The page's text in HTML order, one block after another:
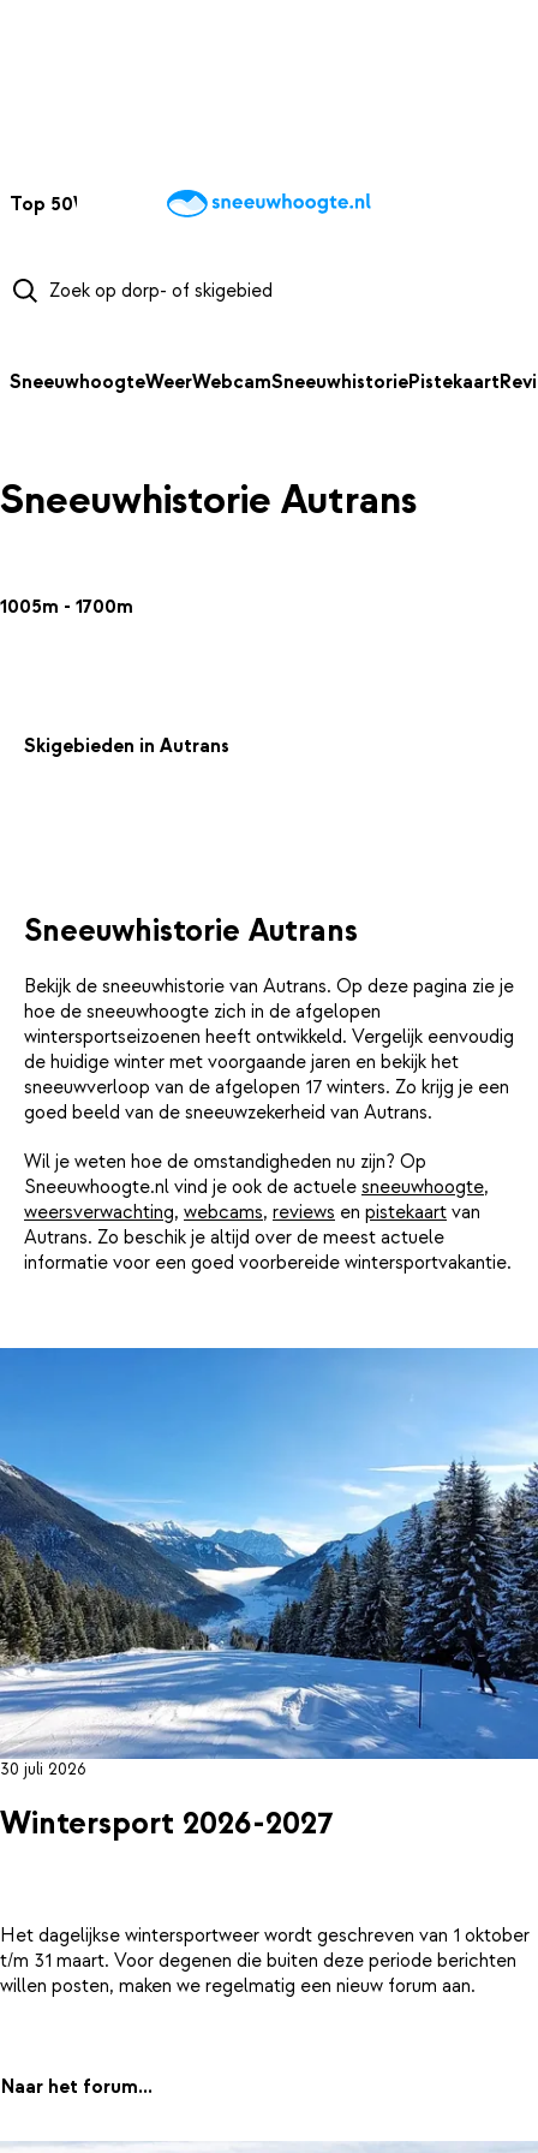
Top 50Webcams WintersportweerKaarten
SneeuwhoogteWeerWebcamSneeuwhistoriePistekaart
Sneeuwhistorie Autrans
1005m - 1700m
Skigebieden in Autrans
Sneeuwhistorie Autrans
Bekijk de sneeuwhistorie van Autrans. Op deze pagina zie je
hoe de sneeuwhoogte zich in de afgelopen
wintersportseizoenen heeft ontwikkeld. Vergelijk eenvoudig
de huidige winter met voorgaande jaren en bekijk het
sneeuwverloop van de afgelopen 17 winters. Zo krijg je een
goed beeld van de sneeuwzekerheid van Autrans.
Wil je weten hoe de omstandigheden nu zijn? Op
Sneeuwhoogte.nl vind je ook de actuele sneeuwhoogte,
weersverwachting, webcams, reviews en pistekaart van
Autrans. Zo beschik je altijd over de meest actuele
informatie voor een goed voorbereide wintersportvakantie.
30 juli 2026
Wintersport 2026-2027
Het dagelijkse wintersportweer wordt geschreven van 1 oktober
t/m 31 maart. Voor degenen die buiten deze periode berichten
willen posten, maken we regelmatig een nieuw forum aan.
Naar het forum...